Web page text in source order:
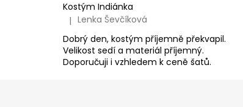
Kostým Indiánka
Hodnocení produktu je 5 z 5 hvězdiček.
| Lenka Ševčíková
Dobrý den, kostým příjemně překvapil.
Velikost sedí a materiál příjemný.
Doporučuji i vzhledem k ceně šatů.